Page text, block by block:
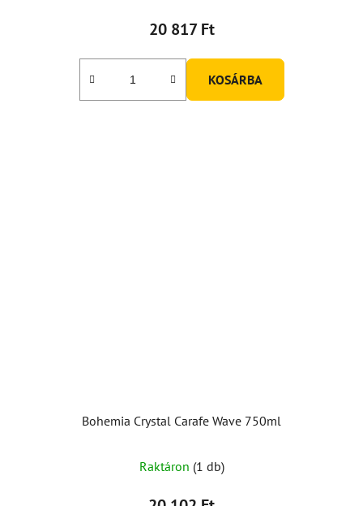
20 817 Ft
KOSÁRBA
Bohemia Crystal Carafe Wave 750ml
Raktáron (1 db)